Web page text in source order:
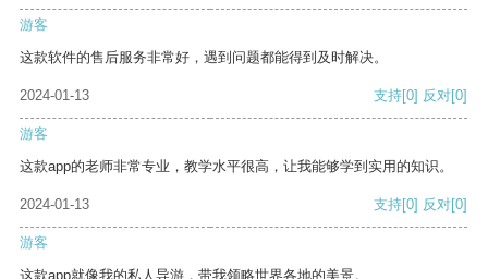
游客
这款软件的售后服务非常好，遇到问题都能得到及时解决。
2024-01-13 支持[0] 反对[0]
游客
这款app的老师非常专业，教学水平很高，让我能够学到实用的知识。
2024-01-13 支持[0] 反对[0]
游客
这款app就像我的私人导游，带我领略世界各地的美景。